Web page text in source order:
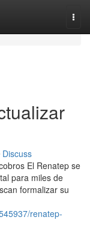
Discuss
El Renatep se
para miles de
formalizar su
renatep-